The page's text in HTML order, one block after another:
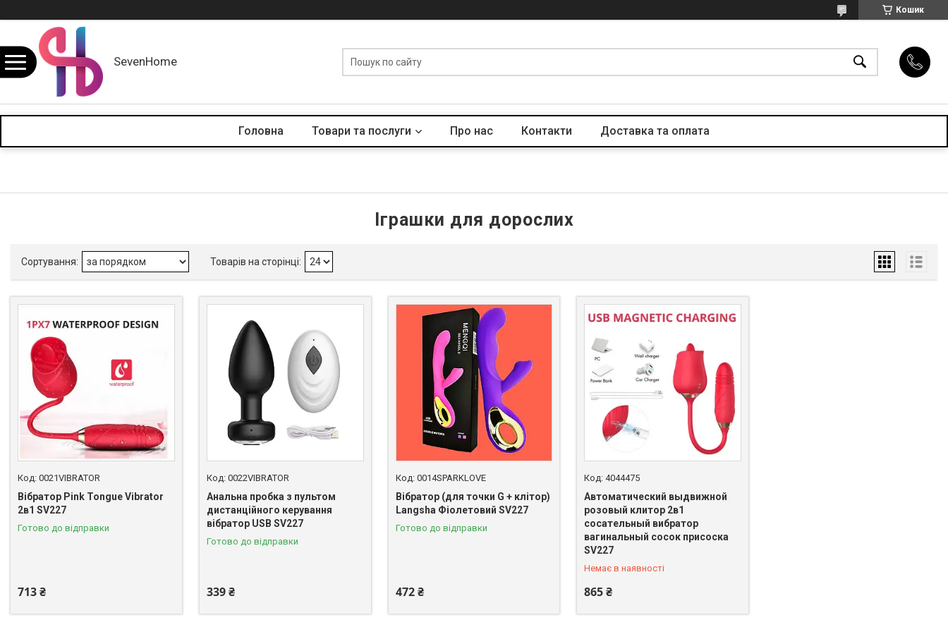
Кошик
SevenHome
Головна Товари та послуги Про нас Контакти Доставка та оплата
Іграшки для дорослих
0021VIBRATOR
Вібратор Pink Tongue Vibrator
2в1 SV227
Готово до відправки
713 ₴
0022VIBRATOR
Анальна пробка з пультом
дистанційного керування
вібратор USB SV227
Готово до відправки
339 ₴
0014SPARKLOVE
Вібратор (для точки G + клітор)
Langsha Фіолетовий SV227
Готово до відправки
472 ₴
4044475
Автоматический выдвижной
розовый клитор 2в1
сосательный вибратор
вагинальный сосок присоска
SV227
Немає в наявності
865 ₴
+380 (67) 462-77-82